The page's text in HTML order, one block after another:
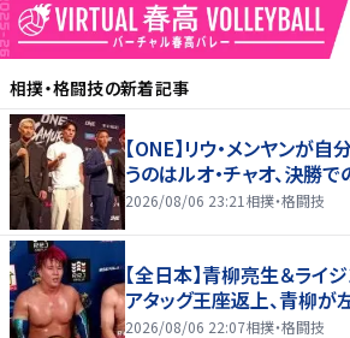
相撲・格闘技の新着記事
【ONE】リウ・メンヤンが
うのはルオ・チャオ、決勝
2026/08/06 23:21 相撲・格闘技
【全日本】青柳亮生＆ライ
アタッグ王座返上、青柳
2026/08/06 22:07相撲・格闘技